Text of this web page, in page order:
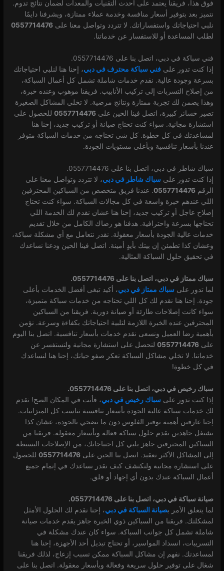
فوق هذا، فريقنا يعتمد على أحدث التقنيات والمعدات لضمان نتائج تدوم.
نتميز بعد بتوفير أسعار منافسة وخدمة عملاء ممتازة، ويشرفنا دايمًا
نلبي احتياجاتك واستفساراتك. لا تتردد وتواصل معنا على0557714476
لطلب المساعدة أو للاستفسار عن خدماتنا.
فني سباكة في دبي، اتصل بنا على 0557714476.
إذا كنت تدور علىفني سباكة محترف في دبي، إحنا هنا لنلبي احتياجاتك
بسرعة وجودة عالية. نقدم خدمات شاملة تشمل كل أعمال السباكة،
من إصلاح التسربات إلى تركيب الأنابيب. فريقنا موهوب وعنده خبرة،
وهذا يضمن لك تجربة ممتازة ونتائج مرضية. لا تخلي المشاكل الصغيرة
تصير خسائر كبيرة، اتصل فينا الحين على0557714476 للحصول على
استشارة مجانية. سواء كنت تحتاج صيانة أو تركيب جديد، إحنا هنا
لمساعدتك في كل خطوة. كل شي تحتاجه من خدمات السباكة متوفر
عندنا بأسعار تنافسية وبأعلى مستويات الجودة.
سباك شاطر في دبي، اتصل بنا على 0557714476.
إذا كنت تدور علىسباك شاطر في دبي، لا تتردد وتواصل معنا على
الرقم0557714476. عندنا فريق متخصص من السباكين المحترفين
اللي عندهم خبرة واسعة في كل مجالات السباكة. سواء كنت تحتاج
إصلاح عاجل أو تركيب جديد، إحنا هنا عشان نقدم لك الخدمة اللي
تحتاجها بسرعة واحترافية. هدفنا هو رضاك الكامل من خلال تقديم
خدمات عالية الجودة بأسعار معقولة. نقدر نتعامل مع أي مشكلة سباكة،
وعشان كذا تطمئن إن بيتك بأيدٍ أمينة. اتصل فينا الحين ودعنا نساعدك
في تحقيق حلول السباكة المثالية.
سباك ممتاز في دبي، اتصل بنا على 0557714476.
لما تدور علىسباك ممتاز في دبي، أكيد تبغى أفضل الخدمات بأعلى
جودة. إحنا هنا نقدم لك كل اللي تحتاجه من خدمات سباكة متميزة،
سواء كانت إصلاحات طارئة أو صيانة دورية. فريقنا من السباكين
المحترفين عنده الخبرة اللازمة لتلبية احتياجاتك بكفاءة وسرعة. نؤمن
بأهمية رضا العميل ونسعى نقدم خدمات بأسعار تنافسية. اتصل بنا اليوم
على0557714476 لتحصل على استشارة مجانية ولتستفسر عن
خدماتنا. لا تخلي مشاكل السباكة تعكر صفو حياتك، إحنا هنا لنساعدك
في كل خطوة!
سباك رخيص في دبي، اتصل بنا على 0557714476.
إذا كنت تدور علىسباك رخيص في دبي، فأنت في المكان الصح! نقدم
لك خدمات سباكة عالية الجودة بأسعار تنافسية تناسب كل الميزانيات.
إحنا عارفين أهمية توفير الفلوس دون ما نضحي بالجودة، عشان كذا
نشتغل جاهدين نقدم حلول سباكة فعالة وبأسعار معقولة. فريقنا من
السباكين المحترفين جاهز يلبي كل احتياجاتك، من الإصلاحات البسيطة
إلى المشاكل الأكثر تعقيد. اتصل بنا الحين على0557714476 للحصول
على استشارة مجانية ولتكتشف كيف نقدر نساعدك في إتمام جميع
أعمال السباكة عندك بدون أي إجهاد أو قلق.
صيانة سباكة في دبي، اتصل بنا على 0557714476.
لما يتعلق الأمر بصيانة السباكة في دبي، إحنا نقدم لك الحلول الأمثل
لمشكلتك. فريقنا من السباكين ذوي الخبرة جاهز يقدم خدمات صيانة
شاملة تشمل كل جوانب السباكة. سواء كان عندك مشكلة في
التسريبات، انسداد المواسير، أو تحتاج تبديل أحد الأجهزة، إحنا هنا
لمساعدتك. نفهم إن مشاكل السباكة ممكن تسبب إزعاج، لذلك فريقنا
شغال على توفير حلول سريعة وفعالة وبأسعار معقولة. اتصل بنا على